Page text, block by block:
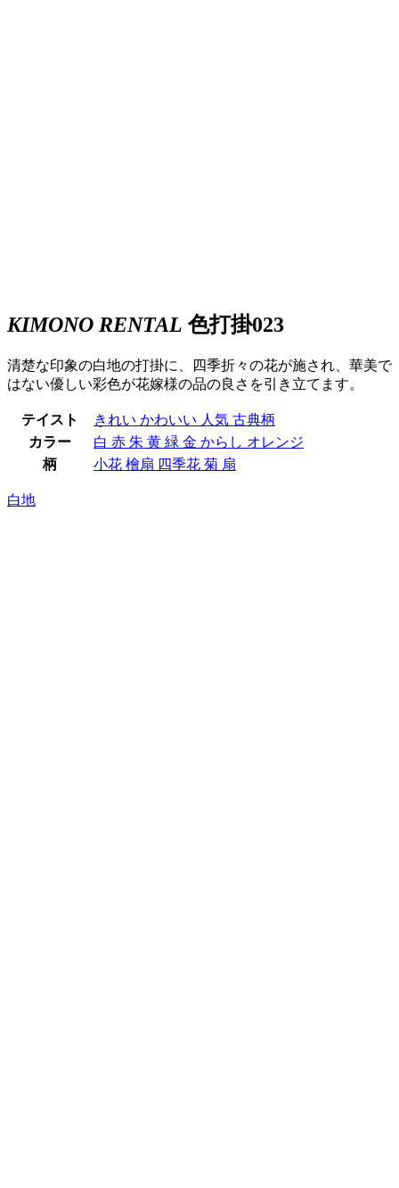
KIMONO RENTAL 色打掛023
清楚な印象の白地の打掛に、四季折々の花が施され、華美で
はない優しい彩色が花嫁様の品の良さを引き立てます。
テイスト きれい かわいい 人気 古典柄
カラー
白 赤 朱 黄 緑 金 からし オレンジ
柄
小花 檜扇 四季花 菊 扇
白地